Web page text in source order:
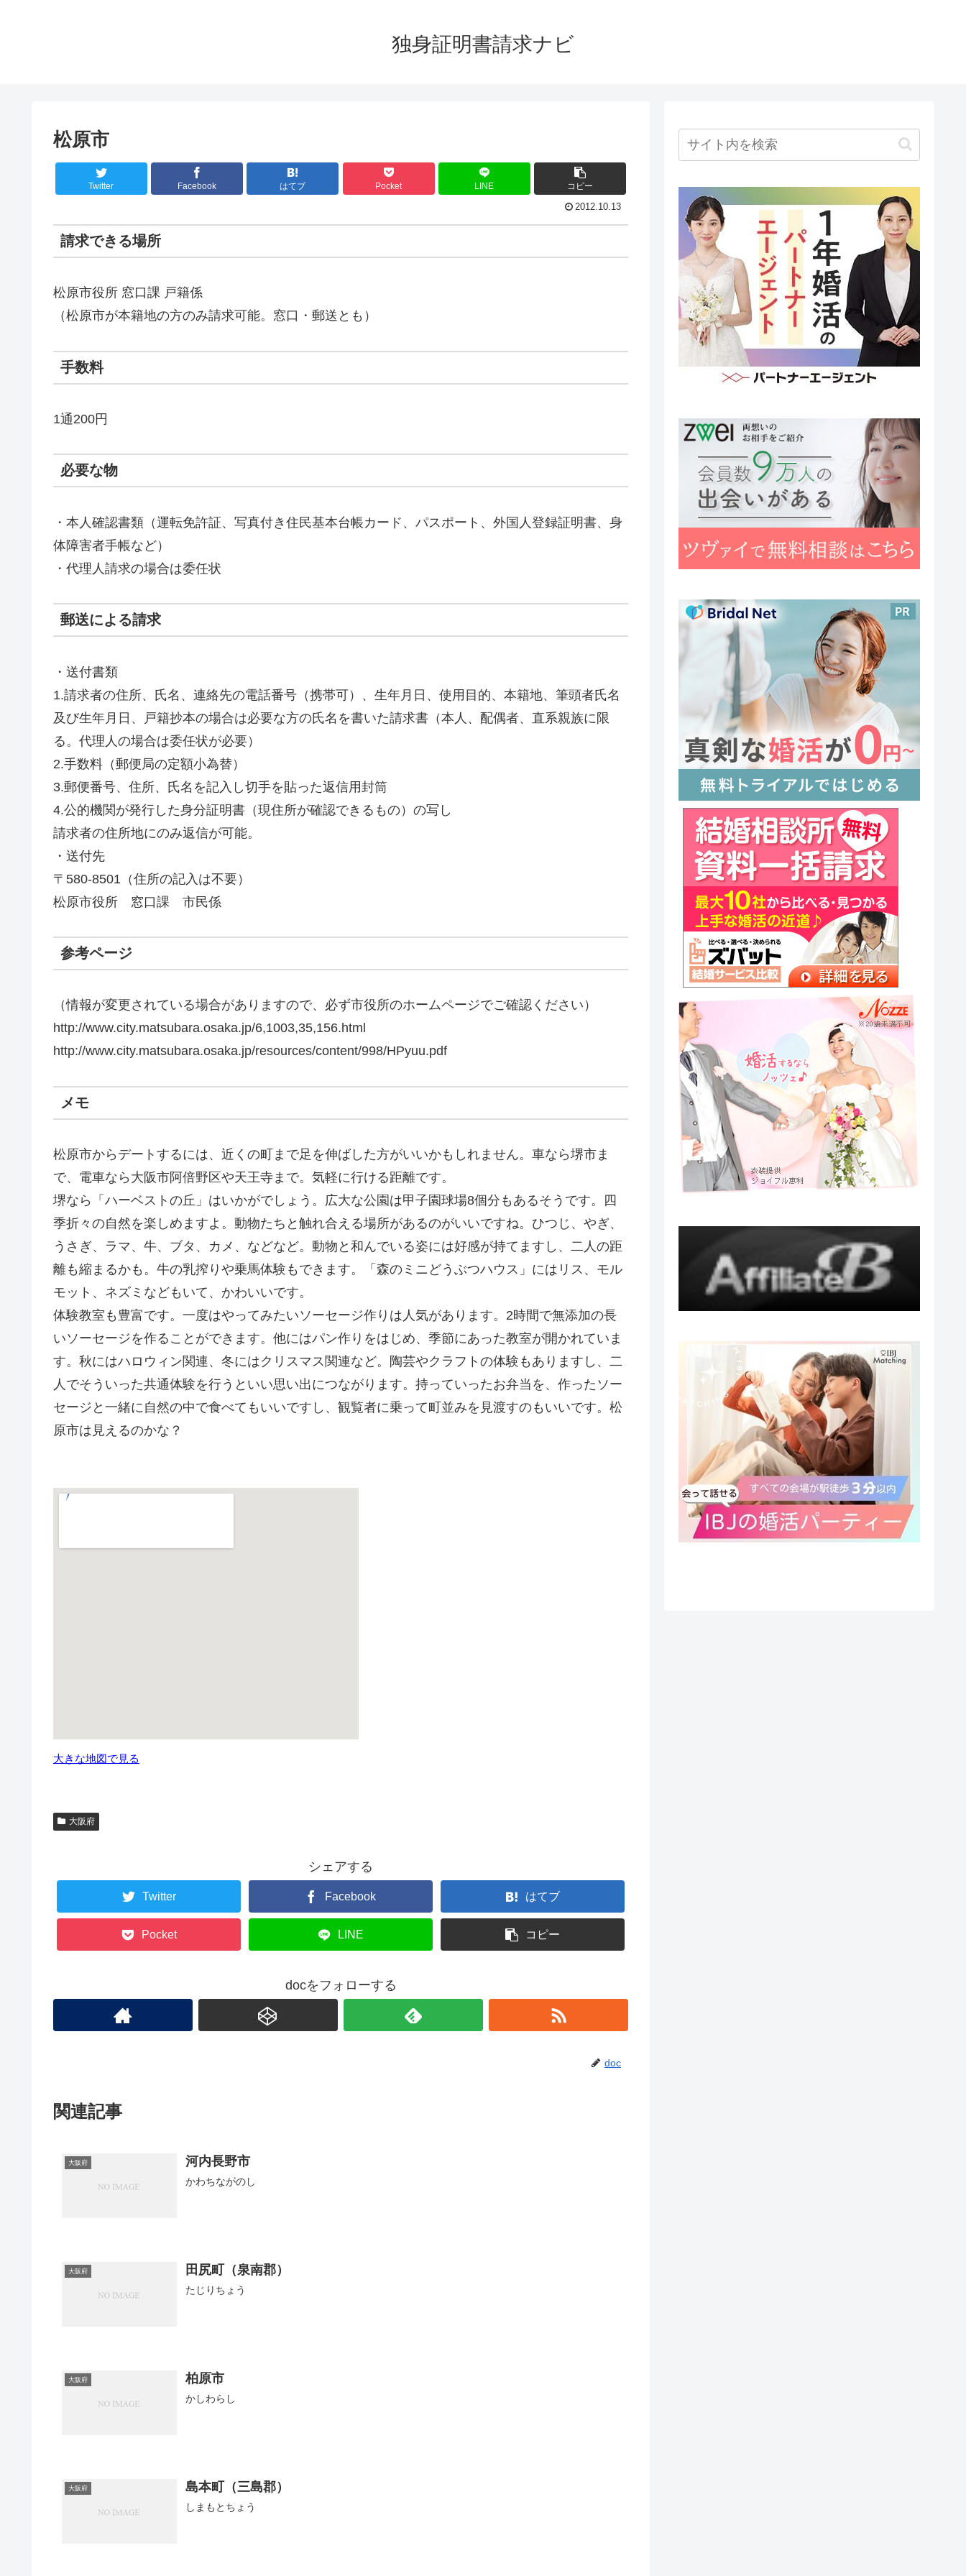
独身証明書請求ナビ
松原市
Twitter Facebook はてブ Pocket LINE コピー
2012.10.13
請求できる場所
松原市役所 窓口課 戸籍係
（松原市が本籍地の方のみ請求可能。窓口・郵送とも）
手数料
1通200円
必要な物
・本人確認書類（運転免許証、写真付き住民基本台帳カード、パスポート、外国人登録証明書、身
体障害者手帳など）
・代理人請求の場合は委任状
郵送による請求
・送付書類
1.請求者の住所、氏名、連絡先の電話番号（携帯可）、生年月日、使用目的、本籍地、筆頭者氏名
及び生年月日、戸籍抄本の場合は必要な方の氏名を書いた請求書（本人、配偶者、直系親族に限
る。代理人の場合は委任状が必要）
2.手数料（郵便局の定額小為替）
3.郵便番号、住所、氏名を記入し切手を貼った返信用封筒
4.公的機関が発行した身分証明書（現住所が確認できるもの）の写し
請求者の住所地にのみ返信が可能。
・送付先
〒580-8501（住所の記入は不要）
松原市役所 窓口課 市民係
参考ページ
（情報が変更されている場合がありますので、必ず市役所のホームページでご確認ください）
http://www.city.matsubara.osaka.jp/6,1003,35,156.html
http://www.city.matsubara.osaka.jp/resources/content/998/HPyuu.pdf
メモ
松原市からデートするには、近くの町まで足を伸ばした方がいいかもしれません。車なら堺市ま
で、電車なら大阪市阿倍野区や天王寺まで。気軽に行ける距離です。
堺なら「ハーベストの丘」はいかがでしょう。広大な公園は甲子園球場8個分もあるそうです。四
季折々の自然を楽しめますよ。動物たちと触れ合える場所があるのがいいですね。ひつじ、やぎ、
うさぎ、ラマ、牛、ブタ、カメ、などなど。動物と和んでいる姿には好感が持てますし、二人の距
離も縮まるかも。牛の乳搾りや乗馬体験もできます。「森のミニどうぶつハウス」にはリス、モル
モット、ネズミなどもいて、かわいいです。
体験教室も豊富です。一度はやってみたいソーセージ作りは人気があります。2時間で無添加の長
いソーセージを作ることができます。他にはパン作りをはじめ、季節にあった教室が開かれていま
す。秋にはハロウィン関連、冬にはクリスマス関連など。陶芸やクラフトの体験もありますし、二
人でそういった共通体験を行うといい思い出につながります。持っていったお弁当を、作ったソー
セージと一緒に自然の中で食べてもいいですし、観覧者に乗って町並みを見渡すのもいいです。松
原市は見えるのかな？
大きな地図で見る
大阪府
シェアする
Twitter Facebook はてブ
Pocket LINE コピー
docをフォローする
doc
関連記事
大阪府 河内長野市
かわちながのし
大阪府 田尻町（泉南郡）
たじりちょう
大阪府 柏原市
かしわらし
大阪府 島本町（三島郡）
しまもとちょう